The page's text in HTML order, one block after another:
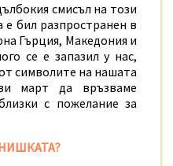
смисъл на този
бил разпространен в
Гърция, Македония и
се е запазил у нас,
символите на нашата
март да връзваме
с пожелание за